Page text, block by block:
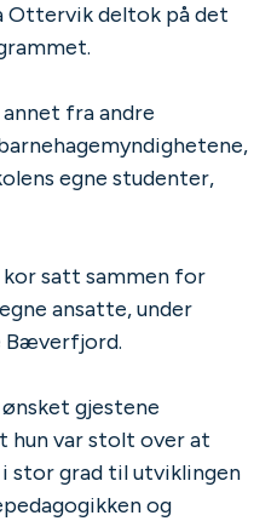
Ottervik deltok på det
fra andre
egne studenter,
satt sammen for
ansatte, under
Bæverfjord.
gjestene
hun var stolt over at
stor grad til utviklingen
og